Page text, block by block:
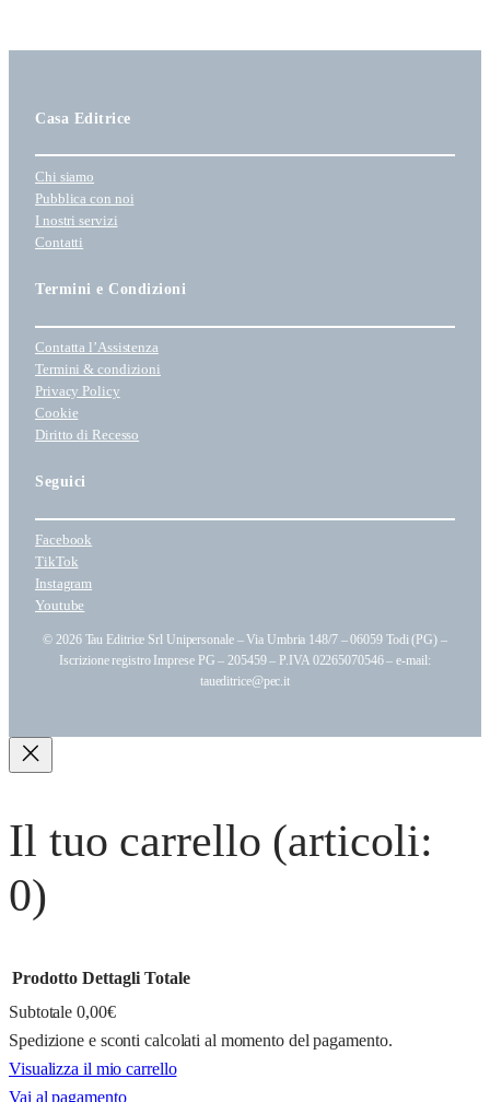
Casa Editrice
Chi siamo
Pubblica con noi
I nostri servizi
Contatti
Termini e Condizioni
Contatta l’Assistenza
Termini & condizioni
Privacy Policy
Cookie
Diritto di Recesso
Seguici
Facebook
TikTok
Instagram
Youtube
© 2026 Tau Editrice Srl Unipersonale – Via Umbria 148/7 – 06059 Todi (PG) –
Iscrizione registro Imprese PG – 205459 – P.IVA 02265070546 – e-mail:
taueditrice@pec.it
Il tuo carrello (articoli:
0)
Prodotti
Prodotto Dettagli Totale
Subtotale0,00€
Spedizione e sconti calcolati al momento del pagamento.
Visualizza il mio carrello
Vai al pagamento